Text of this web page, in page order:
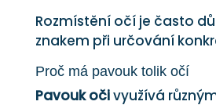
Rozmístění očí je často
znakem při určování
Proč má pavouk tolik očí
Pavouk očivyužívá